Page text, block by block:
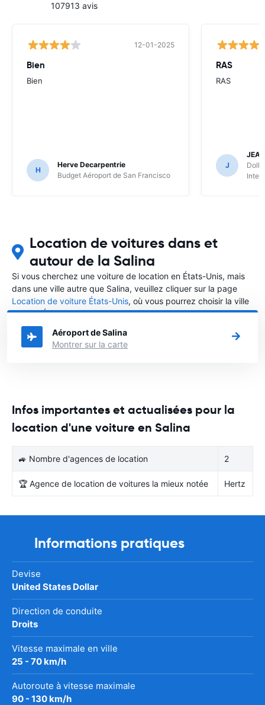
107913 avis
12-01-2025
Bien
Bien
H
Herve Decarpentrie
Budget Aéroport de San Francisco
RAS
RAS
J
Location de voitures dans et
autour de la Salina
Si vous cherchez une voiture de location en États-Unis, mais
dans une ville autre que Salina, veuillez cliquer sur la page
Location de voiture États-Unis, où vous pourrez choisir la ville
dans le États-Unis où vous souhaitez louer une voiture.
Aéroport de Salina
Montrer sur la carte
Infos importantes et actualisées pour la
location d'une voiture en Salina
🚙 Nombre d'agences de location 2
🏆 Agence de location de voitures la mieux notée Hertz
Informations pratiques
Devise
United States Dollar
Direction de conduite
Droits
Vitesse maximale en ville
25 - 70 km/h
Autoroute à vitesse maximale
90 - 130 km/h